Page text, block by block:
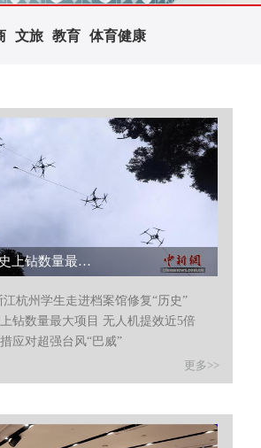
文旅 教育 体育健康
探浙江找矿史上钻数量最大项目 无人机提效近5倍...
杭州学生走进档案馆修复“历史”
钻数量最大项目 无人机提效近5倍
应对超强台风“巴威”
更多>>